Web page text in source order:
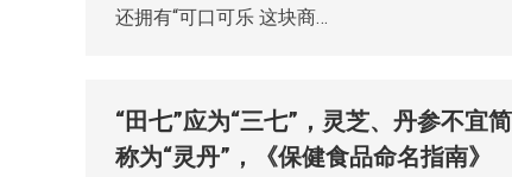
还拥有“可口可乐 这块商…
“田七”应为“三七”，灵芝、丹参不宜简
称为“灵丹”，《保健食品命名指南》